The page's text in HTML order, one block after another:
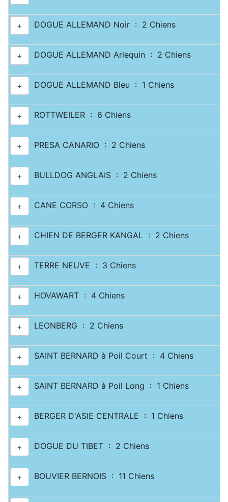
+ DOGUE ALLEMAND Noir : 2 Chiens
+ DOGUE ALLEMAND Arlequin : 2 Chiens
+ DOGUE ALLEMAND Bleu : 1 Chiens
+ ROTTWEILER : 6 Chiens
+ PRESA CANARIO : 2 Chiens
+ BULLDOG ANGLAIS : 2 Chiens
+ CANE CORSO : 4 Chiens
+ CHIEN DE BERGER KANGAL : 2 Chiens
+ TERRE NEUVE : 3 Chiens
+ HOVAWART : 4 Chiens
+ LEONBERG : 2 Chiens
+ SAINT BERNARD à Poil Court : 4 Chiens
+ SAINT BERNARD à Poil Long : 1 Chiens
+ BERGER D'ASIE CENTRALE : 1 Chiens
+ DOGUE DU TIBET : 2 Chiens
+ BOUVIER BERNOIS : 11 Chiens